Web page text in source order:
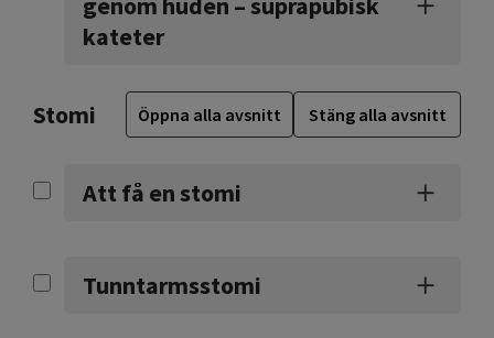
kateter
Stomi Öppna alla avsnitt Stäng alla avsnitt
Att få en stomi
Tunntarmsstomi